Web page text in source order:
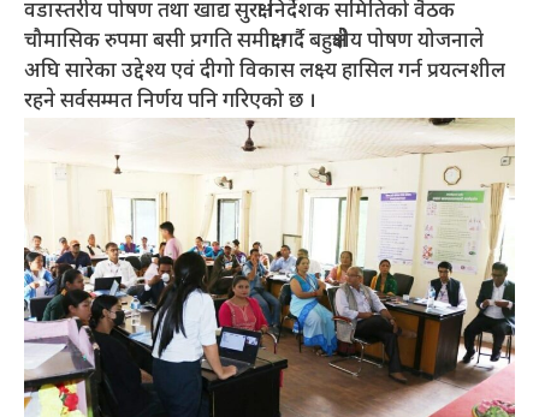
वडास्तरीय पोषण तथा खाद्य सुरक्षा निर्देशक समितिको वैठक
चौमासिक रुपमा बसी प्रगति समीक्षा गर्दै बहुक्षेत्रीय पोषण योजनाले
अघि सारेका उद्देश्य एवं दीगो विकास लक्ष्य हासिल गर्न प्रयत्नशील
रहने सर्वसम्मत निर्णय पनि गरिएको छ ।